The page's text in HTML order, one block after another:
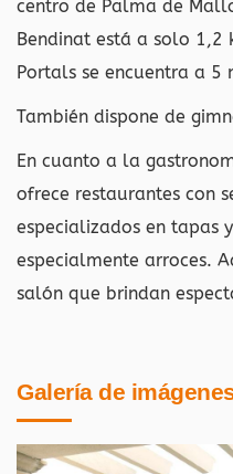
centro de Palma de
Bendinat está a solo 1,2
Portals se encuentra a 5
También dispone de
En cuanto a la
ofrece restaurantes con
especializados en tapas
especialmente arroces.
salón que brindan
Galería de